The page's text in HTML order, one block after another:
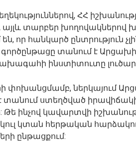
ՀՀ
տարբեր խողովակներով
որ հանկարծ ընտրություն
գործընթացը տանում է
ինստիտուտը
փոխանցմամբ, ներկայում
տանում ստեղծված
Թե ինչով կավարտվի
կտան հերթական
ընթացքում: